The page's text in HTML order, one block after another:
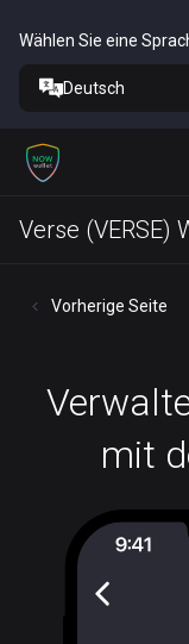
Wählen Sie eine
Deutsch
Verse (VERSE)
Vorherige Seite
mit